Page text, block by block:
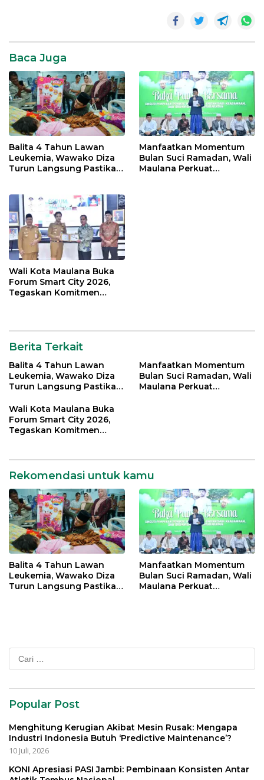
SR28
Baca Juga
Balita 4 Tahun Lawan
Leukemia, Wawako Diza
Turun Langsung Pastikan
Manfaatkan Momentum
Bulan Suci Ramadan, Wali
Maulana Perkuat
Wali Kota Maulana Buka
Forum Smart City 2026,
Tegaskan Komitmen
Berita Terkait
Balita 4 Tahun Lawan
Leukemia, Wawako Diza
Turun Langsung Pastikan
Manfaatkan Momentum
Bulan Suci Ramadan, Wali
Maulana Perkuat
Wali Kota Maulana Buka
Forum Smart City 2026,
Tegaskan Komitmen
Rekomendasi untuk kamu
Balita 4 Tahun Lawan
Leukemia, Wawako Diza
Turun Langsung Pastikan
Manfaatkan Momentum
Bulan Suci Ramadan, Wali
Maulana Perkuat
Cari
untuk:
Popular Post
Menghitung Kerugian Akibat Mesin Rusak: Mengapa
Industri Indonesia Butuh ‘Predictive Maintenance’?
10 Juli, 2026
KONI Apresiasi PASI Jambi: Pembinaan Konsisten Antar